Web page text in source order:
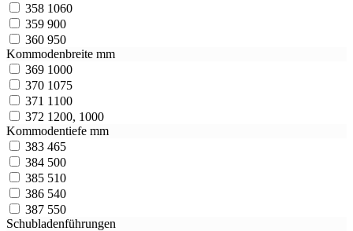
358 1060
359 900
360 950
Kommodenbreite mm
369 1000
370 1075
371 1100
372 1200, 1000
Kommodentiefe mm
383 465
384 500
385 510
386 540
387 550
Schubladenführungen